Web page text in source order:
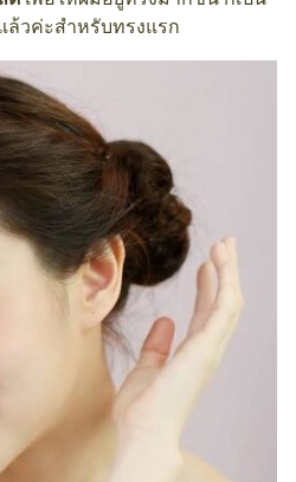
ล้วค่ะสำหรับทรงแรก